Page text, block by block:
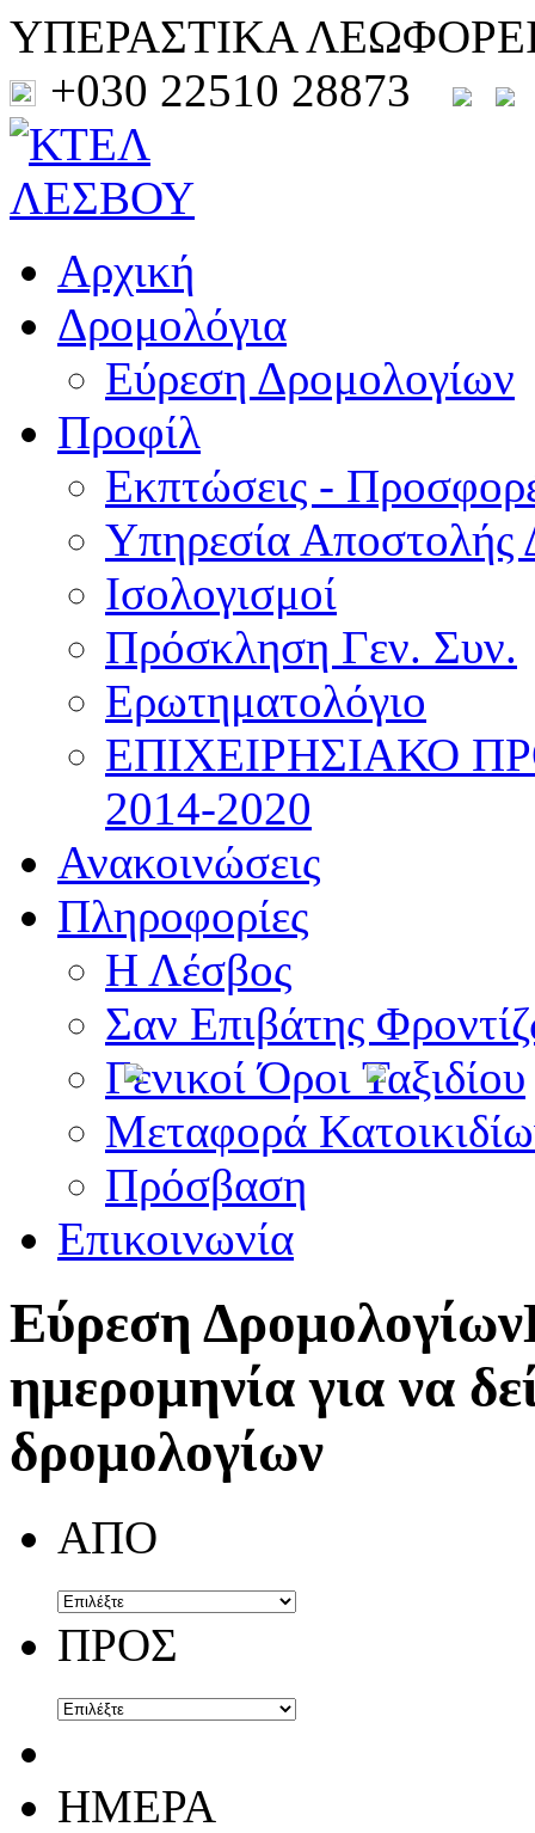
ΥΠΕΡΑΣΤΙΚΑ
+030 22510 28873
Αρχική
Δρομολόγια
Εύρεση Δρομολογίων
Προφίλ
Εκπτώσεις -
Υπηρεσία Αποστολής
Ισολογισμοί
Πρόσκληση Γεν. Συν.
Ερωτηματολόγιο
ΕΠΙΧΕΙΡΗΣΙΑΚΟ
2014-2020
Ανακοινώσεις
Πληροφορίες
Η Λέσβος
Σαν Επιβάτης
Γενικοί Όροι Ταξιδίου
Μεταφορά
Πρόσβαση
Επικοινωνία
Εύρεση Δρομολογίων
ημερομηνία για να
δρομολογίων
ΑΠΟ
ΠΡΟΣ
ΗΜΕΡΑ